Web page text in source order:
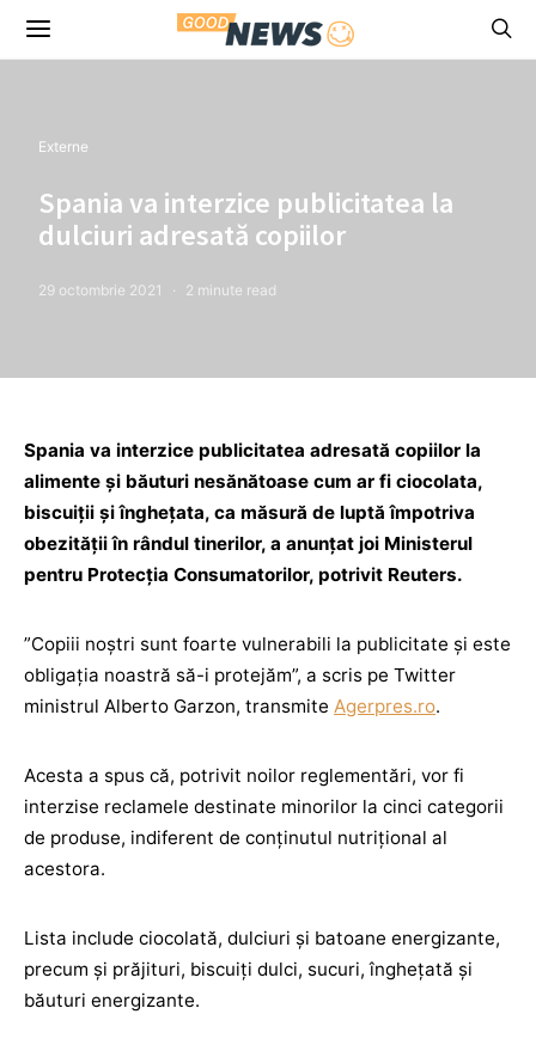
Externe
Spania va interzice publicitatea la
dulciuri adresată copiilor
29 octombrie 2021 2 minute read
Spania va interzice publicitatea adresată copiilor la
alimente şi băuturi nesănătoase cum ar fi ciocolata,
biscuiţii şi îngheţata, ca măsură de luptă împotriva
obezităţii în rândul tinerilor, a anunţat joi Ministerul
pentru Protecţia Consumatorilor, potrivit Reuters.
”Copiii noştri sunt foarte vulnerabili la publicitate şi este
obligaţia noastră să-i protejăm”, a scris pe Twitter
ministrul Alberto Garzon, transmite Agerpres.ro.
Acesta a spus că, potrivit noilor reglementări, vor fi
interzise reclamele destinate minorilor la cinci categorii
de produse, indiferent de conţinutul nutriţional al
acestora.
Lista include ciocolată, dulciuri şi batoane energizante,
precum şi prăjituri, biscuiţi dulci, sucuri, îngheţată şi
băuturi energizante.